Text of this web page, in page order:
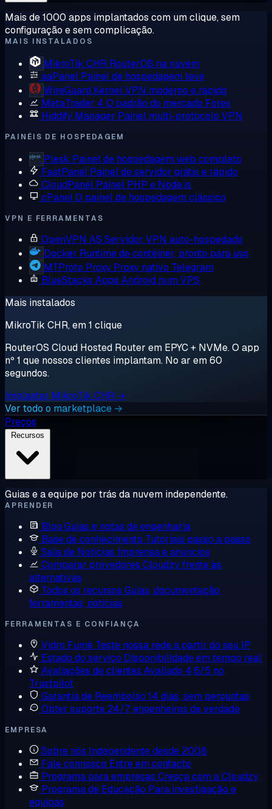
Mais de 1000 apps implantados com um clique, sem
configuração e sem complicação.
MAIS INSTALADOS
MikroTik CHR RouterOS na nuvem
aaPanel Painel de hospedagem leve
WireGuard Kernel VPN moderno e rápido
MetaTrader 4 O padrão do mercado Forex
Hiddify Manager Painel multi-protocolo VPN
PAINÉIS DE HOSPEDAGEM
Plesk Painel de hospedagem web completo
FastPanel Painel de servidor grátis e rápido
CloudPanel Painel PHP e Node.js
cPanelO painel de hospedagem clássico
VPN E FERRAMENTAS
OpenVPN AS Servidor VPN auto-hospedado
Docker Runtime de contêiner, pronto para uso
MTProto Proxy Proxy nativo Telegram
BlueStacks Apps Android num VPS
Mais instalados
MikroTik CHR, em 1 clique
RouterOS Cloud Hosted Router em EPYC + NVMe. O app
nº 1 que nossos clientes implantam. No ar em 60
segundos.
Implantar MikroTik CHR →
Ver todo o marketplace →
Preços
Guias e a equipe por trás da nuvem independente.
APRENDER
Blog Guias e notas de engenharia
Base de conhecimento Tutoriais passo a passo
Sala de Notícias Imprensa e anúncios
Comparar provedores Cloudzy frente às
alternativas
Todos os recursos Guias, documentação,
ferramentas, notícias
FERRAMENTAS E CONFIANÇA
Vidro Fumê Teste nossa rede a partir do seu IP
Estado do serviço Disponibilidade em tempo real
Avaliações de clientes Avaliado 4,6/5 no
Trustpilot
Garantia de Reembolso 14 dias, sem perguntas
Obter suporte 24/7, engenheiros de verdade
EMPRESA
Sobre nós Independente desde 2008
Fale connosco Entre em contacto
Programa para empresas Cresça com a Cloudzy
Programa de Educação Para investigação e
equipas